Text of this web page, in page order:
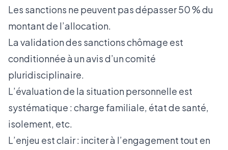
Les sanctions ne peuvent pas dépasser 50 % du
montant de l’allocation.
La validation des sanctions chômage est
conditionnée à un avis d’un comité
pluridisciplinaire.
L’évaluation de la situation personnelle est
systématique : charge familiale, état de santé,
isolement, etc.
L’enjeu est clair : inciter à l’engagement tout en